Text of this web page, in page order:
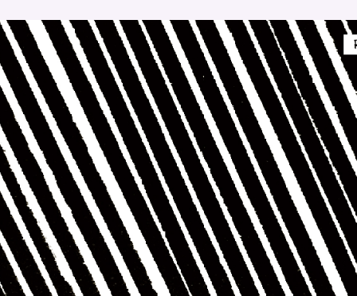
Chalet perché, fête d'ami.e.s